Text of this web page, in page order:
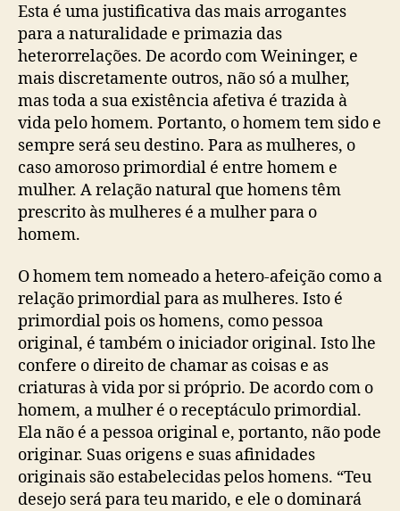
Esta é uma justificativa das mais arrogantes
para a naturalidade e primazia das
heterorrelações. De acordo com Weininger, e
mais discretamente outros, não só a mulher,
mas toda a sua existência afetiva é trazida à
vida pelo homem. Portanto, o homem tem sido e
sempre será seu destino. Para as mulheres, o
caso amoroso primordial é entre homem e
mulher. A relação natural que homens têm
prescrito às mulheres é a mulher para o
homem.
O homem tem nomeado a hetero-afeição como a
relação primordial para as mulheres. Isto é
primordial pois os homens, como pessoa
original, é também o iniciador original. Isto lhe
confere o direito de chamar as coisas e as
criaturas à vida por si próprio. De acordo com o
homem, a mulher é o receptáculo primordial.
Ela não é a pessoa original e, portanto, não pode
originar. Suas origens e suas afinidades
originais são estabelecidas pelos homens. “Teu
desejo será para teu marido, e ele o dominará